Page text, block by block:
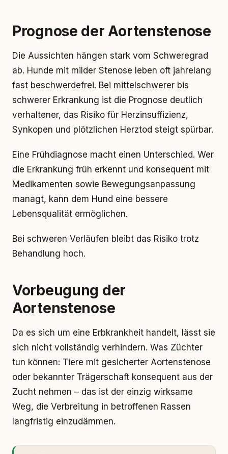
Prognose der Aortenstenose
Die Aussichten hängen stark vom Schweregrad
ab. Hunde mit milder Stenose leben oft jahrelang
fast beschwerdefrei. Bei mittelschwerer bis
schwerer Erkrankung ist die Prognose deutlich
verhaltener, das Risiko für Herzinsuffizienz,
Synkopen und plötzlichen Herztod steigt spürbar.
Eine Frühdiagnose macht einen Unterschied. Wer
die Erkrankung früh erkennt und konsequent mit
Medikamenten sowie Bewegungsanpassung
managt, kann dem Hund eine bessere
Lebensqualität ermöglichen.
Bei schweren Verläufen bleibt das Risiko trotz
Behandlung hoch.
Vorbeugung der
Aortenstenose
Da es sich um eine Erbkrankheit handelt, lässt sie
sich nicht vollständig verhindern. Was Züchter
tun können: Tiere mit gesicherter Aortenstenose
oder bekannter Trägerschaft konsequent aus der
Zucht nehmen – das ist der einzig wirksame
Weg, die Verbreitung in betroffenen Rassen
langfristig einzudämmen.